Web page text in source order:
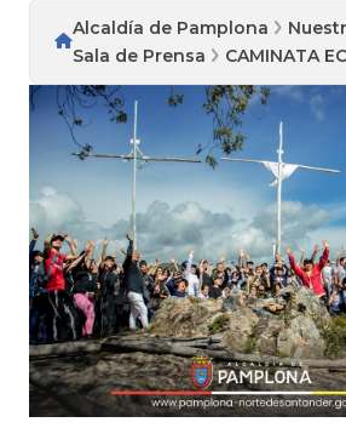
Alcaldía de Pamplona
Sala de Prensa
CAMINATA